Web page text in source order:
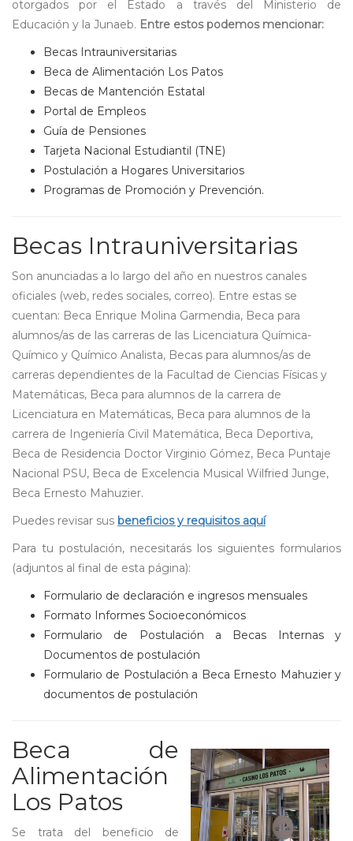
otorgados por el Estado a través del Ministerio de
Educación y la Junaeb. Entre estos podemos mencionar:
Becas Intrauniversitarias
Beca de Alimentación Los Patos
Becas de Mantención Estatal
Portal de Empleos
Guía de Pensiones
Tarjeta Nacional Estudiantil (TNE)
Postulación a Hogares Universitarios
Programas de Promoción y Prevención.
Becas Intrauniversitarias
Son anunciadas a lo largo del año en nuestros canales
oficiales (web, redes sociales, correo). Entre estas se
cuentan: Beca Enrique Molina Garmendia, Beca para
alumnos/as de las carreras de las Licenciatura Química-
Químico y Químico Analista, Becas para alumnos/as de
carreras dependientes de la Facultad de Ciencias Físicas y
Matemáticas, Beca para alumnos de la carrera de
Licenciatura en Matemáticas, Beca para alumnos de la
carrera de Ingeniería Civil Matemática, Beca Deportiva,
Beca de Residencia Doctor Virginio Gómez, Beca Puntaje
Nacional PSU, Beca de Excelencia Musical Wilfried Junge,
Beca Ernesto Mahuzier.
Puedes revisar sus beneficios y requisitos aquí
Para tu postulación, necesitarás los siguientes formularios
(adjuntos al final de esta página):
Formulario de declaración e ingresos mensuales
Formato Informes Socioeconómicos
Formulario de Postulación a Becas Internas y
Documentos de postulación
Formulario de Postulación a Beca Ernesto Mahuzier y
documentos de postulación
Beca de
Alimentación
Los Patos
Se trata del beneficio de